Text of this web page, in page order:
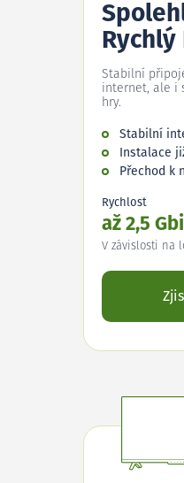
Stabilní
internet, ale i
hry.
Stabilní
Instalace
Přechod k
Rychlost
až 2,5
V závislosti na